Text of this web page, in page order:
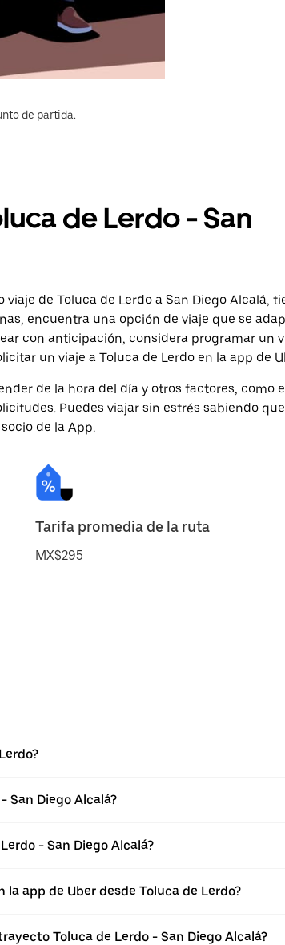
de partida.
de Lerdo - San
de Toluca de Lerdo a San Diego Alcalá,
encuentra una opción de viaje que se
con anticipación, considera programar un
un viaje a Toluca de Lerdo en la app de
de la hora del día y otros factores, como
Puedes viajar sin estrés sabiendo
de la App.
Tarifa promedia de la ruta
MX$295
San Diego Alcalá?
- San Diego Alcalá?
app de Uber desde Toluca de Lerdo?
Toluca de Lerdo - San Diego Alcalá?